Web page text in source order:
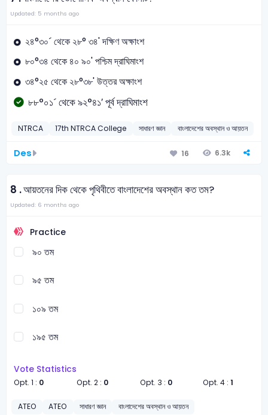
Updated: 5 months ago
২৪°৩০´ থেকে ২৮° ৩৪' দক্ষিণ অক্ষাংশ
৮০°৩৪ থেকে ৪০ ৯০' পশ্চিম দ্রাঘিমাংশ
৩৪°২৫ থেকে ২৮°৩৮' উত্তর অক্ষাংশ
৮৮°০১´ থেকে ৯২°৪১′ পূর্ব দ্রাঘিমাংশ
NTRCA 17th NTRCA College সাধারণ জ্ঞান বাংলাদেশের অবস্থান ও আয়তন
Des 16 6.3k
8 .আয়তনের দিক থেকে পৃথিবীতে বাংলাদেশের অবস্থান কত তম?
Updated: 6 months ago
Practice
৯০ তম
৯৫ তম
১০৯ তম
১৯৫ তম
Vote Statistics
Opt. 1 : 0 Opt. 2 : 0 Opt. 3 : 0 Opt. 4 : 1
ATEO ATEO সাধারণ জ্ঞান বাংলাদেশের অবস্থান ও আয়তন